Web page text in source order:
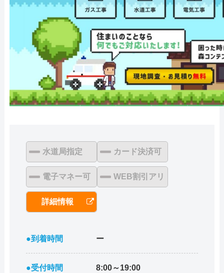
水道局指定 カード決済可
電子マネー可 WEB割引アリ
詳細情報
●到着時間 ー
●受付時間 8:00～19:00